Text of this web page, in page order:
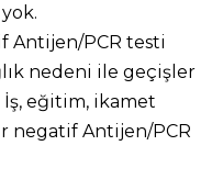
Antijen/PCR testi
nedeni ile geçişler
İş, eğitim, ikamet
negatif Antijen/PCR